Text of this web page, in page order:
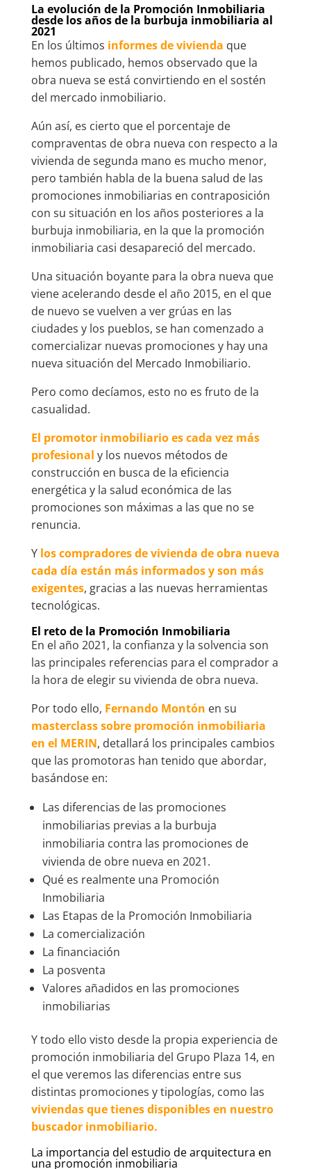
La evolución de la Promoción Inmobiliaria
desde los años de la burbuja inmobiliaria al
2021
En los últimos informes de vivienda que
hemos publicado, hemos observado que la
obra nueva se está convirtiendo en el sostén
del mercado inmobiliario.
Aún así, es cierto que el porcentaje de
compraventas de obra nueva con respecto a la
vivienda de segunda mano es mucho menor,
pero también habla de la buena salud de las
promociones inmobiliarias en contraposición
con su situación en los años posteriores a la
burbuja inmobiliaria, en la que la promoción
inmobiliaria casi desapareció del mercado.
Una situación boyante para la obra nueva que
viene acelerando desde el año 2015, en el que
de nuevo se vuelven a ver grúas en las
ciudades y los pueblos, se han comenzado a
comercializar nuevas promociones y hay una
nueva situación del Mercado Inmobiliario.
Pero como decíamos, esto no es fruto de la
casualidad.
El promotor inmobiliario es cada vez más
profesional y los nuevos métodos de
construcción en busca de la eficiencia
energética y la salud económica de las
promociones son máximas a las que no se
renuncia.
Y los compradores de vivienda de obra nueva
cada día están más informados y son más
exigentes, gracias a las nuevas herramientas
tecnológicas.
El reto de la Promoción Inmobiliaria
En el año 2021, la confianza y la solvencia son
las principales referencias para el comprador a
la hora de elegir su vivienda de obra nueva.
Por todo ello, Fernando Montón en su
masterclass sobre promoción inmobiliaria
en el MERIN, detallará los principales cambios
que las promotoras han tenido que abordar,
basándose en:
Las diferencias de las promociones
inmobiliarias previas a la burbuja
inmobiliaria contra las promociones de
vivienda de obre nueva en 2021.
Qué es realmente una Promoción
Inmobiliaria
Las Etapas de la Promoción Inmobiliaria
La comercialización
La financiación
La posventa
Valores añadidos en las promociones
inmobiliarias
Y todo ello visto desde la propia experiencia de
promoción inmobiliaria del Grupo Plaza 14, en
el que veremos las diferencias entre sus
distintas promociones y tipologías, como las
viviendas que tienes disponibles en nuestro
buscador inmobiliario.
La importancia del estudio de arquitectura en
una promoción inmobiliaria